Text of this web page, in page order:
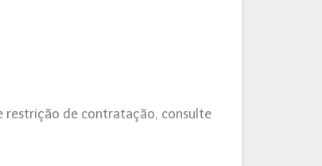
restrição de contratação, consulte